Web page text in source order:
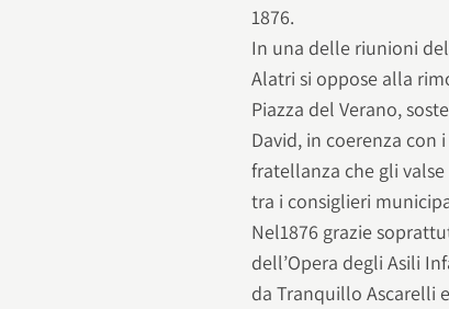
1876.
In una delle riunioni
Alatri si oppose alla
Piazza del Verano,
David, in coerenza
fratellanza che gli
tra i consiglieri
Nel1876 grazie
dell’Opera degli Asili
da Tranquillo Ascarelli